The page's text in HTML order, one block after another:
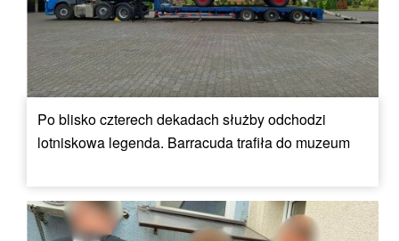
Po blisko czterech dekadach służby odchodzi
lotniskowa legenda. Barracuda trafiła do muzeum